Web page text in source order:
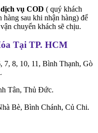
dịch vụ COD ( quý khách
hàng sau khi nhận hàng) để
chuyển khách sẽ chịu.
Tại TP. HCM
7, 8, 10, 11, Bình Thạnh, Gò
Tân, Thủ Đức.
Bè, Bình Chánh, Củ Chi.